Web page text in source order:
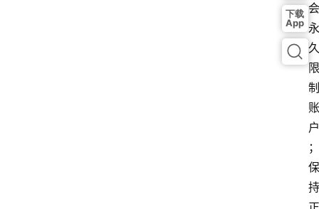
会
永
久
限
制
账
户
；
保
持
下载
App